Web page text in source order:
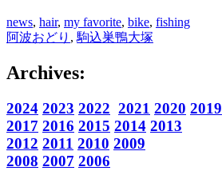
news, hair, my favorite, bike, fishing
阿波おどり , 駒込巣鴨大塚
Archives:
2024 2023 2022 2021 2020 2019
2017 2016 2015 2014 2013
2012 2011 2010 2009
2008 2007 2006